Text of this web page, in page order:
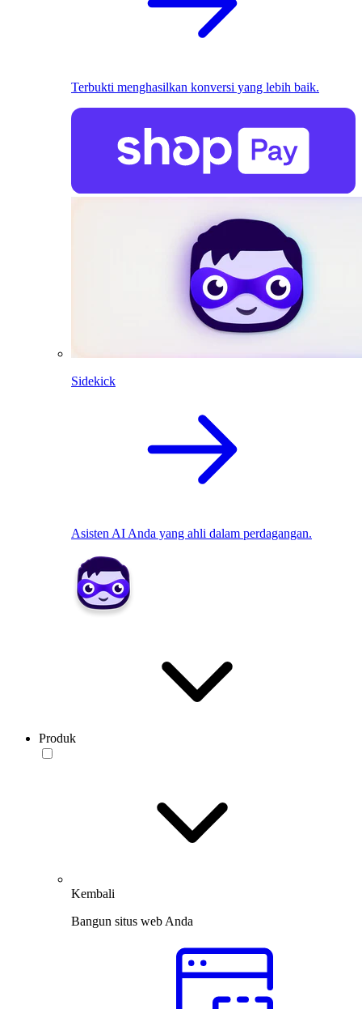
Terbukti menghasilkan konversi yang lebih baik.
Sidekick
Asisten AI Anda yang ahli dalam perdagangan.
Produk
Kembali
Bangun situs web Anda